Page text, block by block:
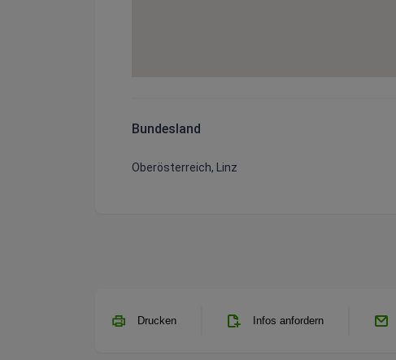
Bundesland
Oberösterreich, Linz
Drucken Infos anfordern